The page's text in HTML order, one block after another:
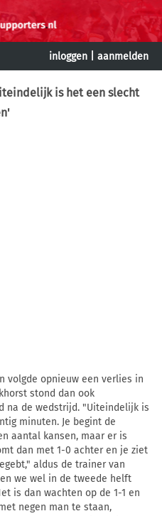
inloggen aanmelden
is het een slecht
volgde opnieuw een verlies in
stond dan ook
na de wedstrijd. "Uiteindelijk is
minuten. Je begint de
aantal kansen, maar er is
dan met 1-0 achter en je ziet
aldus de trainer van
we wel in de tweede helft
is dan wachten op de 1-1 en
negen man te staan,